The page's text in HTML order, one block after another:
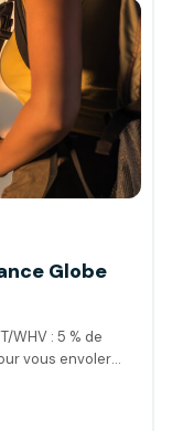
Globe
WHV : 5 % de
vous envoler